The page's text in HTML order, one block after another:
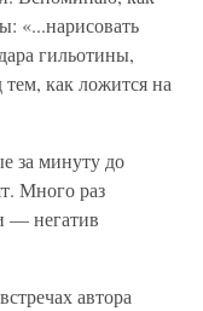
«...нарисовать
гильотины,
как ложится на
за минуту до
Много раз
— негатив
автора